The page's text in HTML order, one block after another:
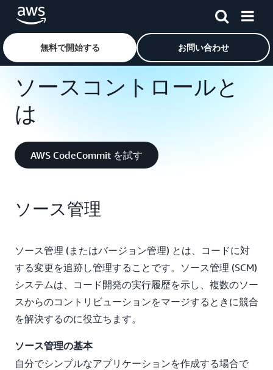
メインコンテンツに移動
無料で開始する お問い合わせ
AWS ›
ソースコントロールと
は
AWS CodeCommit を試す
ソース管理
ソース管理 (またはバージョン管理) とは、コードに対
する変更を追跡し管理することです。ソース管理 (SCM)
システムは、コード開発の実行履歴を示し、複数のソー
スからのコントリビューションをマージするときに競合
を解決するのに役立ちます。
ソース管理の基本
自分でシンプルなアプリケーションを作成する場合で